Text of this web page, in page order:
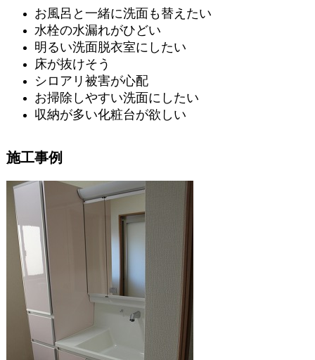
お風呂と一緒に洗面も替えたい
水栓の水漏れがひどい
明るい洗面脱衣室にしたい
床が抜けそう
シロアリ被害が心配
お掃除しやすい洗面にしたい
収納が多い化粧台が欲しい
施工事例